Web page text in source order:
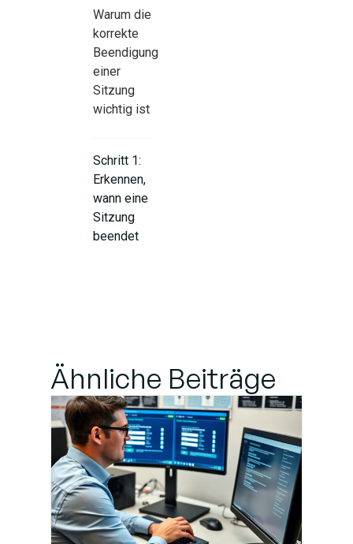
Warum die
korrekte
Beendigung
einer
Sitzung
wichtig ist
Schritt 1:
Erkennen,
wann eine
Sitzung
beendet
Tokens
Schritt 3:
Cookies
und
lokalen
Speicher
löschen
Ähnliche Beiträge